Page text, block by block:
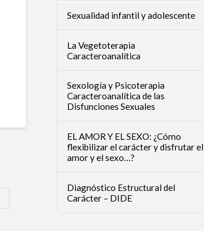
Sexualidad infantil y adolescente
La Vegetoterapia
Caracteroanalítica
Sexología y Psicoterapia
Caracteroanalítica de las
Disfunciones Sexuales
EL AMOR Y EL SEXO: ¿Cómo
flexibilizar el carácter y disfrutar el
amor y el sexo…?
Diagnóstico Estructural del
Carácter – DIDE